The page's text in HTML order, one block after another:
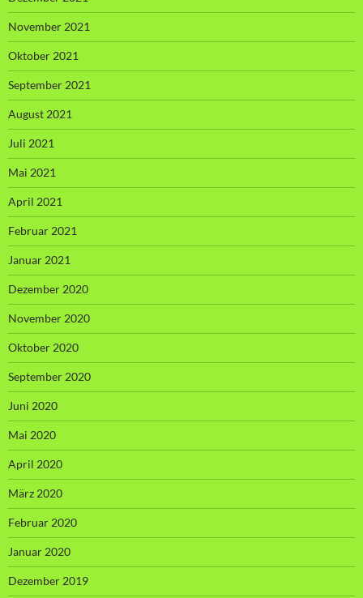
November 2021
Oktober 2021
September 2021
August 2021
Juli 2021
Mai 2021
April 2021
Februar 2021
Januar 2021
Dezember 2020
November 2020
Oktober 2020
September 2020
Juni 2020
Mai 2020
April 2020
März 2020
Februar 2020
Januar 2020
Dezember 2019